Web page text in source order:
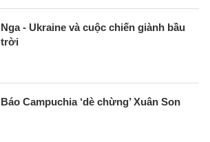
Nga - Ukraine và cuộc chiến giành bầu
trời
Báo Campuchia ‘dè chừng’ Xuân Son